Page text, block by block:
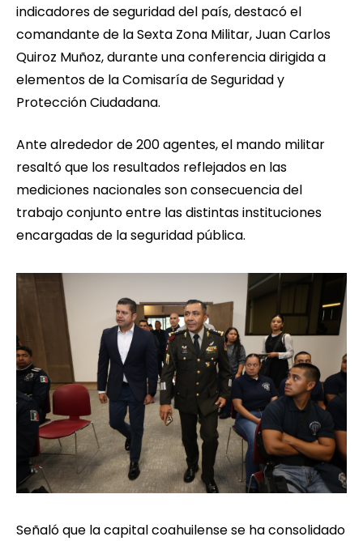
indicadores de seguridad del país, destacó el
comandante de la Sexta Zona Militar, Juan Carlos
Quiroz Muñoz, durante una conferencia dirigida a
elementos de la Comisaría de Seguridad y
Protección Ciudadana.
Ante alrededor de 200 agentes, el mando militar
resaltó que los resultados reflejados en las
mediciones nacionales son consecuencia del
trabajo conjunto entre las distintas instituciones
encargadas de la seguridad pública.
Señaló que la capital coahuilense se ha consolidado